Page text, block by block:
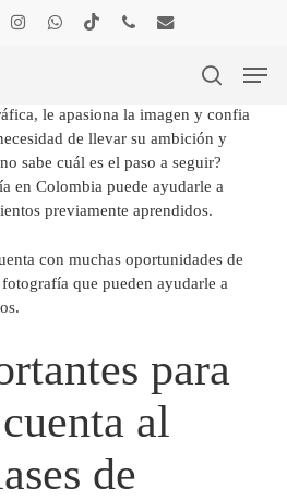
whatsapptiktok
Menu
le apasiona la imagen y confia
de llevar su ambición y
sabe cuál es el paso a seguir?
en Colombia puede ayudarle a
previamente aprendidos.
con muchas oportunidades de
que pueden ayudarle a
para
al
de